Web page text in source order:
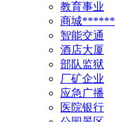
教育事业
商城******
智能交通
酒店大厦
部队监狱
厂矿企业
应急广播
医院银行